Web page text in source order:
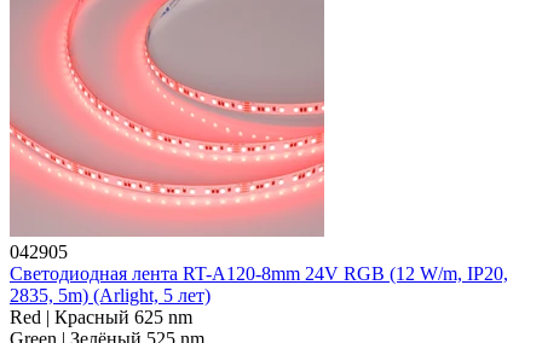
042905
Светодиодная лента RT-A120-8mm 24V RGB (12 W/m, IP20,
2835, 5m) (Arlight, 5 лет)
Red | Красный 625 nm
Green | Зелёный 525 nm